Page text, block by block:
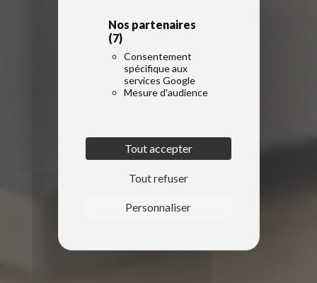
Nos partenaires
(7)
Consentement
spécifique aux
services Google
Mesure d'audience
Tout accepter
Tout refuser
Personnaliser